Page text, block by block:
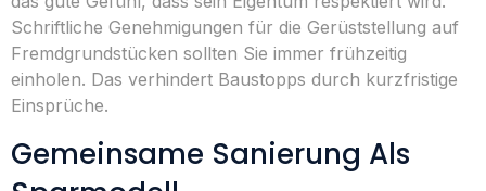
Schriftliche Genehmigungen für die Gerüststellung auf
Fremdgrundstücken sollten Sie immer frühzeitig
einholen. Das verhindert Baustopps durch kurzfristige
Einsprüche.
Gemeinsame Sanierung Als